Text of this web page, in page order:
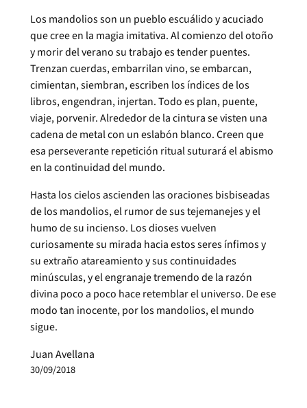
Los mandolios son un pueblo escuálido y acuciado
que cree en la magia imitativa. Al comienzo del otoño
y morir del verano su trabajo es tender puentes.
Trenzan cuerdas, embarrilan vino, se embarcan,
cimientan, siembran, escriben los índices de los
libros, engendran, injertan. Todo es plan, puente,
viaje, porvenir. Alrededor de la cintura se visten una
cadena de metal con un eslabón blanco. Creen que
esa perseverante repetición ritual suturará el abismo
en la continuidad del mundo.
Hasta los cielos ascienden las oraciones bisbiseadas
de los mandolios, el rumor de sus tejemanejes y el
humo de su incienso. Los dioses vuelven
curiosamente su mirada hacia estos seres ínfimos y
su extraño atareamiento y sus continuidades
minúsculas, y el engranaje tremendo de la razón
divina poco a poco hace retemblar el universo. De ese
modo tan inocente, por los mandolios, el mundo
sigue.
Juan Avellana
30/09/2018